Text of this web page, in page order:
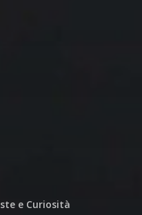
e Curiosità